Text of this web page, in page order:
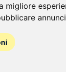
migliore